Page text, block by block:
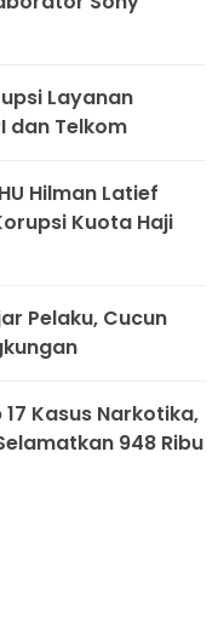
Layanan
dan Telkom
Hilman Latief
Kuota Haji
Pelaku, Cucun
Kasus Narkotika,
948 Ribu